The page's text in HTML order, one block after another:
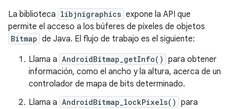
La biblioteca libjnigraphics expone la API que
permite el acceso a los búferes de píxeles de objetos
Bitmap de Java. El flujo de trabajo es el siguiente:
Llama a AndroidBitmap_getInfo() para obtener
información, como el ancho y la altura, acerca de un
controlador de mapa de bits determinado.
Llama a AndroidBitmap_lockPixels() para